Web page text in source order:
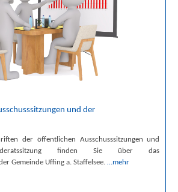
und der
der öffentlichen Ausschusssitzungen und
finden Sie über das
Gemeinde Uffing a. Staffelsee. …mehr